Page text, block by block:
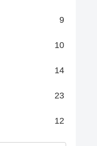
9
10
14
23
12